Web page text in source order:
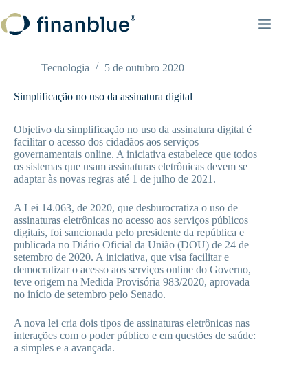
para
o
Tecnologia 5 de outubro 2020
Simplificação no uso da assinatura digital
Objetivo da simplificação no uso da assinatura digital é
facilitar o acesso dos cidadãos aos serviços
governamentais online. A iniciativa estabelece que todos
os sistemas que usam assinaturas eletrônicas devem se
adaptar às novas regras até 1 de julho de 2021.
A Lei 14.063, de 2020, que desburocratiza o uso de
assinaturas eletrônicas no acesso aos serviços públicos
digitais, foi sancionada pelo presidente da república e
publicada no Diário Oficial da União (DOU) de 24 de
setembro de 2020. A iniciativa, que visa facilitar e
democratizar o acesso aos serviços online do Governo,
teve origem na Medida Provisória 983/2020, aprovada
no início de setembro pelo Senado.
A nova lei cria dois tipos de assinaturas eletrônicas nas
interações com o poder público e em questões de saúde:
a simples e a avançada.